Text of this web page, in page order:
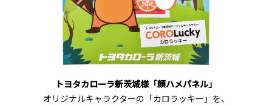
トヨタカローラ新茨城様「顔ハメパネル」
オリジナルキャラクターの「カロラッキー」を、